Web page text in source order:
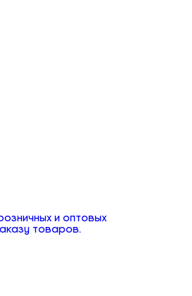
и оптовых
товаров.